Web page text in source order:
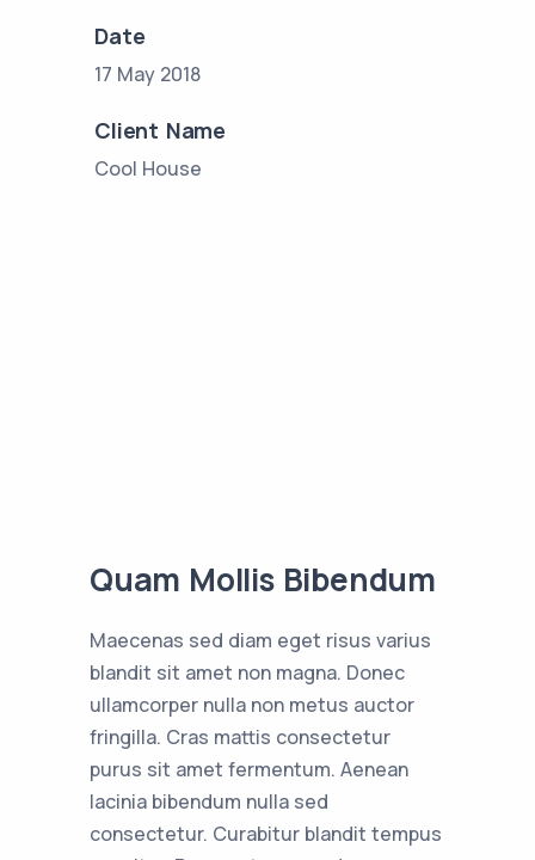
Date
17 May 2018
Client Name
Cool House
Quam Mollis Bibendum
Maecenas sed diam eget risus varius
blandit sit amet non magna. Donec
ullamcorper nulla non metus auctor
fringilla. Cras mattis consectetur
purus sit amet fermentum. Aenean
lacinia bibendum nulla sed
consectetur. Curabitur blandit tempus